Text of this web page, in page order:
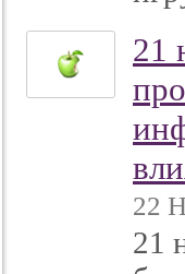
21
22
21